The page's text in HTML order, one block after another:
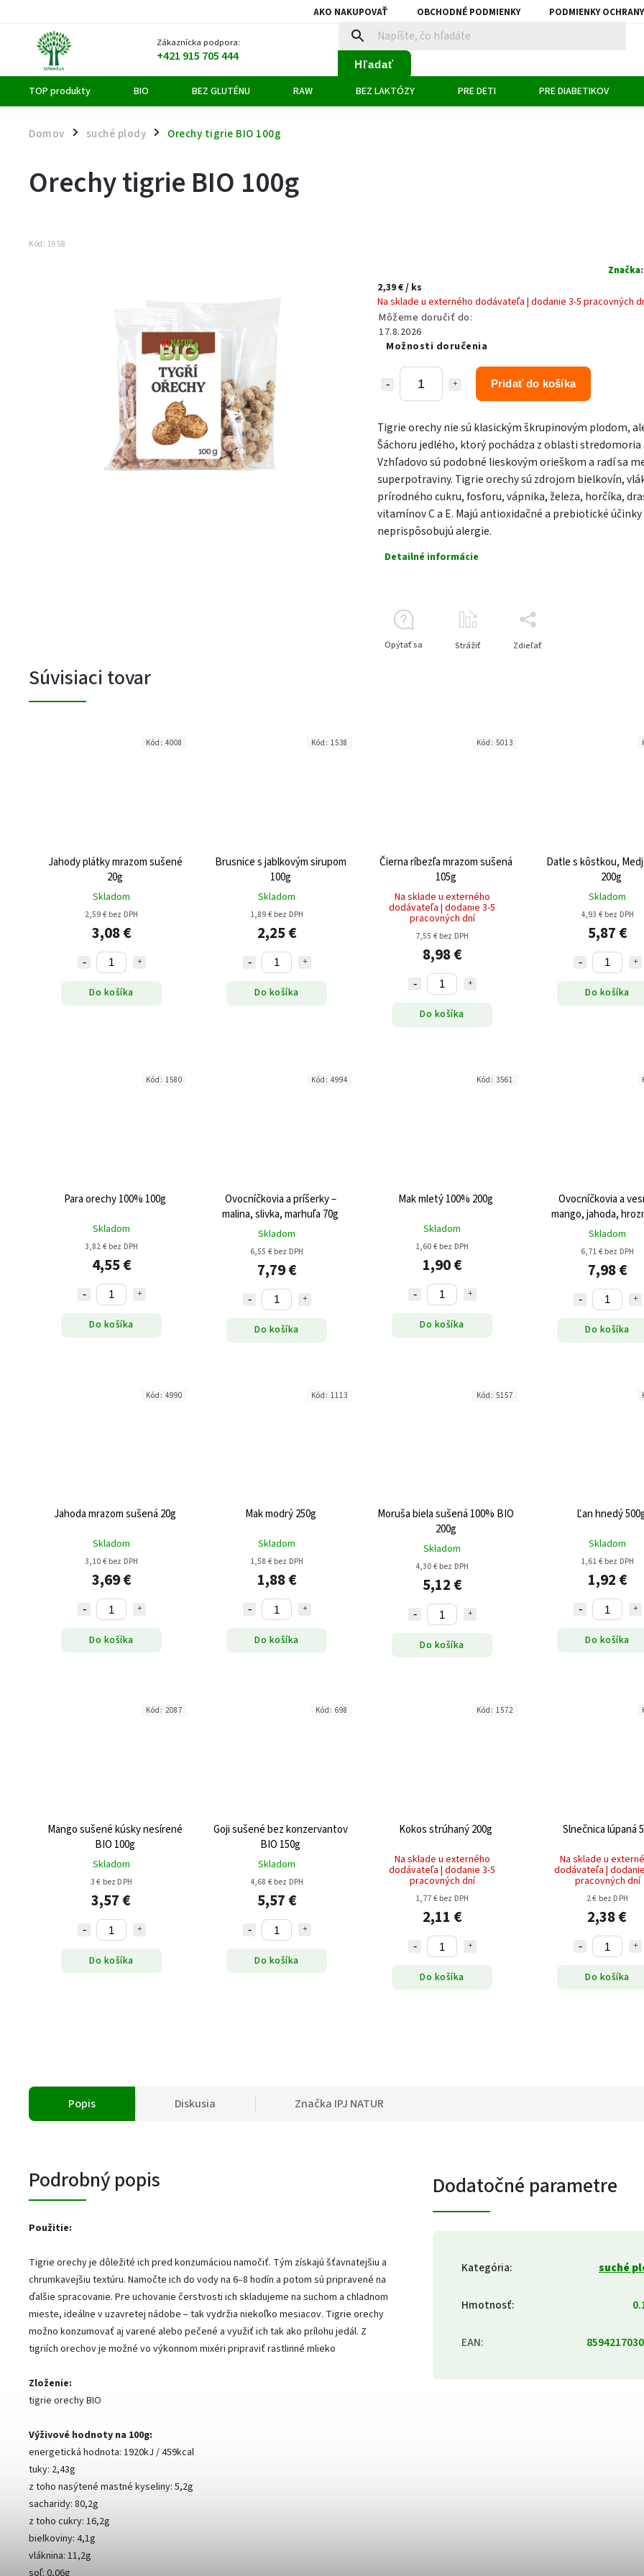
AKO NAKUPOVAŤ OBCHODNÉ PODMIENKY PODMIENKY
Zákaznícka podpora:
+421 915 705 444 Hľadať
TOP produkty BIO BEZ GLUTÉNU RAW BEZ LAKTÓZY PRE DETI PRE DIABETIKOV
Domov / suché plody / Orechy tigrie BIO 100g
Orechy tigrie BIO 100g
Kód: 1658
Značka:
2,39 €/ ks
Na sklade u externého dodávateľa | dodanie 3-5 pracovných
Môžeme doručiť do:
17.8.2026
Možnosti doručenia
Pridať do košíka
Tigrie orechy nie sú klasickým škrupinovým plodom,
Šáchoru jedlého, ktorý pochádza z oblasti stredomoria
Vzhľadovo sú podobné lieskovým orieškom a radí sa
superpotraviny. Tigrie orechy sú zdrojom bielkovín,
prírodného cukru, fosforu, vápnika, železa, horčíka,
vitamínov C a E. Majú antioxidačné a prebiotické účinky
neprispôsobujú alergie.
Detailné informácie
Opýtať sa Strážiť Zdieľať
Súvisiaci tovar
Jahody plátky mrazom sušené
20g
Skladom
2,59 € bez DPH
3,08 €
Do košíka
Kód: 4008
Brusnice s jablkovým sirupom
100g
Skladom
1,89 € bez DPH
2,25 €
Do košíka
Kód: 1538
Čierna ríbezľa mrazom sušená
105g
Na sklade u externého
dodávateľa | dodanie 3-5
pracovných dní
7,55 € bez DPH
8,98 €
Do košíka
Kód: 5013
Datle s kôstkou,
200g
Skladom
4,93 € bez DPH
5,87 €
Do košíka
Para orechy 100% 100g
Skladom
3,82 € bez DPH
4,55 €
Do košíka
Kód: 1580
Ovocníčkovia a príšerky –
malina, slivka, marhuľa 70g
Skladom
6,55 € bez DPH
7,79 €
Do košíka
Kód: 4994
Mak mletý 100% 200g
Skladom
1,60 € bez DPH
1,90 €
Do košíka
Kód: 3561
Ovocníčkovia a
mango, jahoda,
Skladom
6,71 € bez DPH
7,98 €
Do košíka
Jahoda mrazom sušená 20g
Skladom
3,10 € bez DPH
3,69 €
Do košíka
Kód: 4990
Mak modrý 250g
Skladom
1,58 € bez DPH
1,88 €
Do košíka
Kód: 1113
Moruša biela sušená 100% BIO
200g
Skladom
4,30 € bez DPH
5,12 €
Do košíka
Kód: 5157
Ľan hnedý
Skladom
1,61 € bez DPH
1,92 €
Do košíka
Mango sušené kúsky nesírené
BIO 100g
Skladom
3 € bez DPH
3,57 €
Do košíka
Kód: 2087
Goji sušené bez konzervantov
BIO 150g
Skladom
4,68 € bez DPH
5,57 €
Do košíka
Kód: 698
Kokos strúhaný 200g
Na sklade u externého
dodávateľa | dodanie 3-5
pracovných dní
1,77 € bez DPH
2,11 €
Do košíka
Kód: 1572
Slnečnica lúpaná
Na sklade u
dodávateľa |
pracovných dní
2 € bez DPH
2,38 €
Do košíka
Popis Diskusia Značka IPJ NATUR
Podrobný popis
Použitie:
Tigrie orechy je dôležité ich pred konzumáciou namočiť. Tým získajú šťavnatejšiu a
chrumkavejšiu textúru. Namočte ich do vody na 6–8 hodín a potom sú pripravené na
ďalšie spracovanie. Pre uchovanie čerstvosti ich skladujeme na suchom a chladnom
mieste, ideálne v uzavretej nádobe – tak vydržia niekoľko mesiacov. Tigrie orechy
možno konzumovať aj varené alebo pečené a využiť ich tak ako prílohu jedál. Z
tigriích orechov je možné vo výkonnom mixéri pripraviť rastlinné mlieko
Zloženie:
tigrie orechy BIO
Výživové hodnoty na 100g:
energetická hodnota: 1920kJ / 459kcal
tuky: 2,43g
z toho nasýtené mastné kyseliny: 5,2g
sacharidy: 80,2g
z toho cukry: 16,2g
bielkoviny: 4,1g
vláknina: 11,2g
Dodatočné parametre
Kategória: suché
Hmotnosť:
EAN: